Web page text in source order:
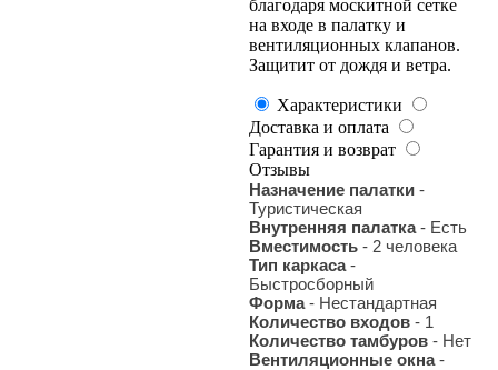
благодаря москитной сетке
на входе в палатку и
вентиляционных клапанов.
Защитит от дождя и ветра.
Характеристики
Доставка и оплата
Гарантия и возврат
Отзывы
Назначение палатки -
Туристическая
Внутренняя палатка- Есть
Вместимость - 2 человека
Тип каркаса-
Быстросборный
Форма- Нестандартная
Количество входов - 1
Количество тамбуров - Нет
Вентиляционные окна-